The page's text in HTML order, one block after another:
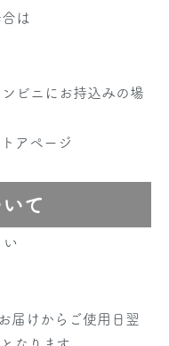
は
ビニにお持込みの場
アページ
て
届けからご使用日翌